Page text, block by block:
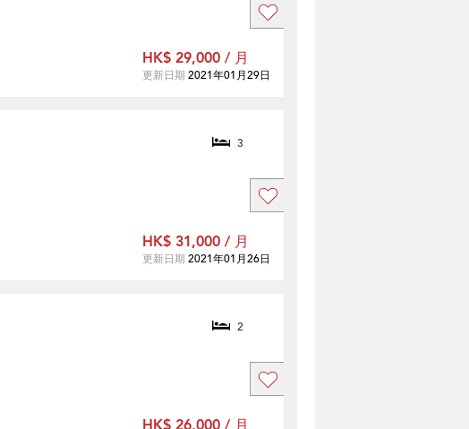
HK$ 29,000 / 月
更新日期 2021年01月29日
3
HK$ 31,000 / 月
更新日期 2021年01月26日
2